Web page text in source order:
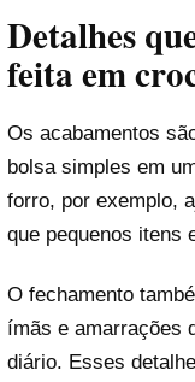
Detalhes
feita em
Os acabamentos
bolsa simples em
forro, por exemplo,
que pequenos itens
O fechamento
ímãs e amarrações
diário. Esses